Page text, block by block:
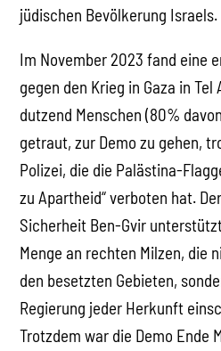
jüdischen Bevölkerung Israels.
Im November 2023 fand eine
gegen den Krieg in Gaza in
dutzend Menschen (80%
getraut, zur Demo zu gehen,
Polizei, die die Palästina-
zu Apartheid“ verboten hat.
Sicherheit Ben-Gvir
Menge an rechten Milzen, die
den besetzten Gebieten,
Regierung jeder Herkunft
Trotzdem war die Demo Ende